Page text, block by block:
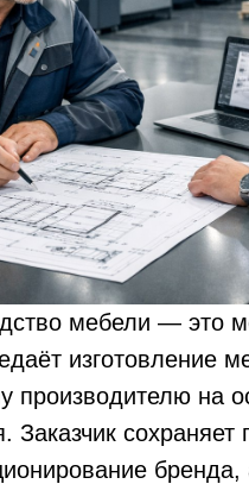
мебели — это
изготовление
производителю на
Заказчик